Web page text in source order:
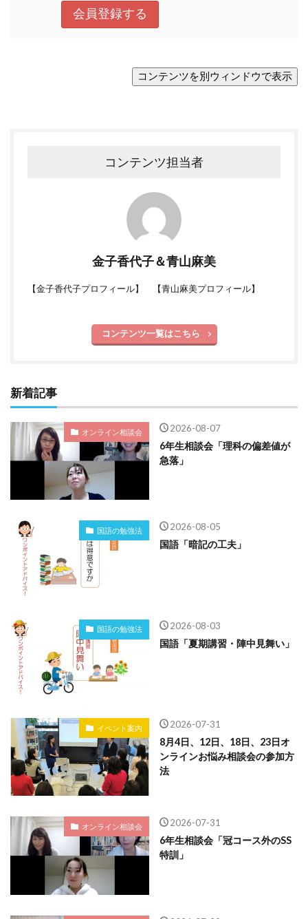
コンテンツ担当者
金子香代子＆青山麻美
【金子香代子プロフィール】 【青山麻美プロフィール】
コンテンツ一覧はこちら
新着記事
オンライン相談会 2026-08-07
6年生相談会「理科の偏差値が
急落」
国語の勉強法 2026-08-05
国語「暗記の工夫」
国語の勉強法 2026-08-03
国語「夏期講習・陣中見舞い」
イベント案内 2026-07-31
8月4日、12日、18日、23日オ
ンラインお悩み相談会の参加方
法
オンライン相談会 2026-07-31
6年生相談会「冠コース外のSS
特訓」